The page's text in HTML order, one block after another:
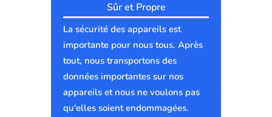
Sûr et Propre
La sécurité des appareils est
importante pour nous tous. Après
tout, nous transportons des
données importantes sur nos
appareils et nous ne voulons pas
qu'elles soient endommagées.